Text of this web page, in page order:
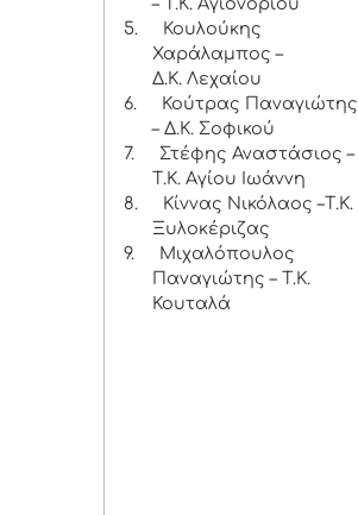
– Τ.Κ. Αγιονορίου
5.
Κουλούκης
Χαράλαμπος –
Δ.Κ. Λεχαίου
6.
Κούτρας Παναγιώτης
– Δ.Κ. Σοφικού
7.
Στέφης Αναστάσιος –
Τ.Κ. Αγίου Ιωάννη
8.
Κίννας Νικόλαος –Τ.Κ.
Ξυλοκέριζας
9.
Μιχαλόπουλος
Παναγιώτης – Τ.Κ.
Κουταλά